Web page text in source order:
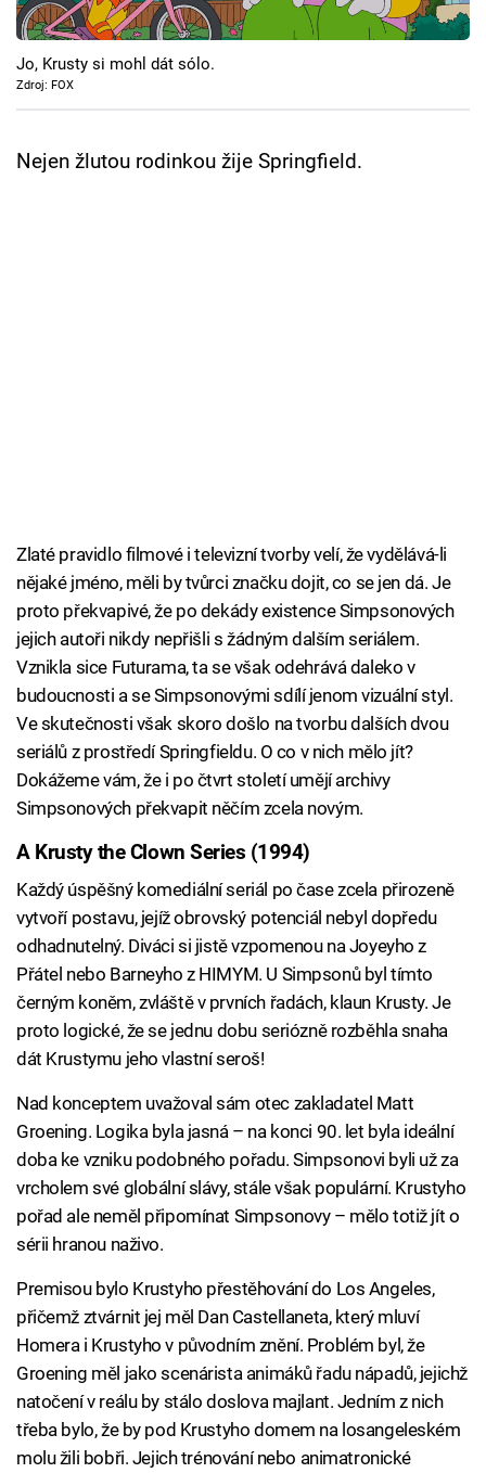
Cool Esport
Pořady
Jo, Krusty si mohl dát sólo.
Zdroj: FOX
Nejen žlutou rodinkou žije Springfield.
Zlaté pravidlo filmové i televizní tvorby velí, že vydělává-li
nějaké jméno, měli by tvůrci značku dojit, co se jen dá. Je
proto překvapivé, že po dekády existence Simpsonových
jejich autoři nikdy nepřišli s žádným dalším seriálem.
Vznikla sice Futurama, ta se však odehrává daleko v
budoucnosti a se Simpsonovými sdílí jenom vizuální styl.
Ve skutečnosti však skoro došlo na tvorbu dalších dvou
seriálů z prostředí Springfieldu. O co v nich mělo jít?
Dokážeme vám, že i po čtvrt století umějí archivy
Simpsonových překvapit něčím zcela novým.
A Krusty the Clown Series (1994)
Každý úspěšný komediální seriál po čase zcela přirozeně
vytvoří postavu, jejíž obrovský potenciál nebyl dopředu
odhadnutelný. Diváci si jistě vzpomenou na Joyeyho z
Přátel nebo Barneyho z HIMYM. U Simpsonů byl tímto
černým koněm, zvláště v prvních řadách, klaun Krusty. Je
proto logické, že se jednu dobu seriózně rozběhla snaha
dát Krustymu jeho vlastní seroš!
Nad konceptem uvažoval sám otec zakladatel Matt
Groening. Logika byla jasná – na konci 90. let byla ideální
doba ke vzniku podobného pořadu. Simpsonovi byli už za
vrcholem své globální slávy, stále však populární. Krustyho
pořad ale neměl připomínat Simpsonovy – mělo totiž jít o
sérii hranou naživo.
Premisou bylo Krustyho přestěhování do Los Angeles,
přičemž ztvárnit jej měl Dan Castellaneta, který mluví
Homera i Krustyho v původním znění. Problém byl, že
Groening měl jako scenárista animáků řadu nápadů, jejichž
natočení v reálu by stálo doslova majlant. Jedním z nich
třeba bylo, že by pod Krustyho domem na losangeleském
molu žili bobři. Jejich trénování nebo animatronické